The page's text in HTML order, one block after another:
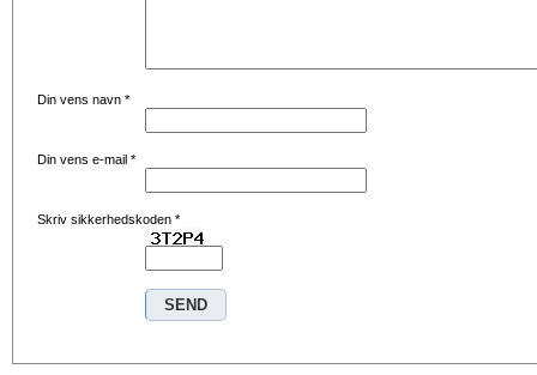
Din vens navn *
Din vens e-mail *
Skriv sikkerhedskoden *